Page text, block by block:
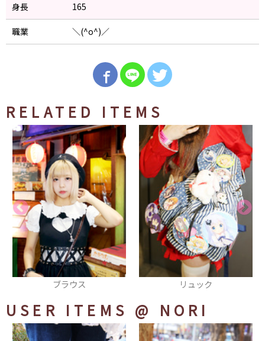
身長 165
職業 ＼(^o^)／
RELATED ITEMS
リュック ピアス
USER ITEMS @ NORI